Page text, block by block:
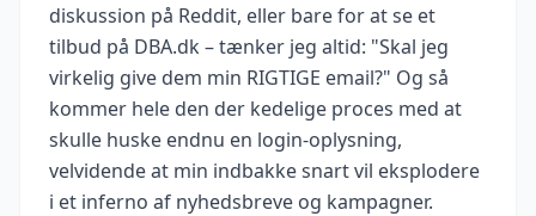
diskussion på Reddit, eller bare for at se et
tilbud på DBA.dk – tænker jeg altid: "Skal jeg
virkelig give dem min RIGTIGE email?" Og så
kommer hele den der kedelige proces med at
skulle huske endnu en login-oplysning,
velvidende at min indbakke snart vil eksplodere
i et inferno af nyhedsbreve og kampagner.